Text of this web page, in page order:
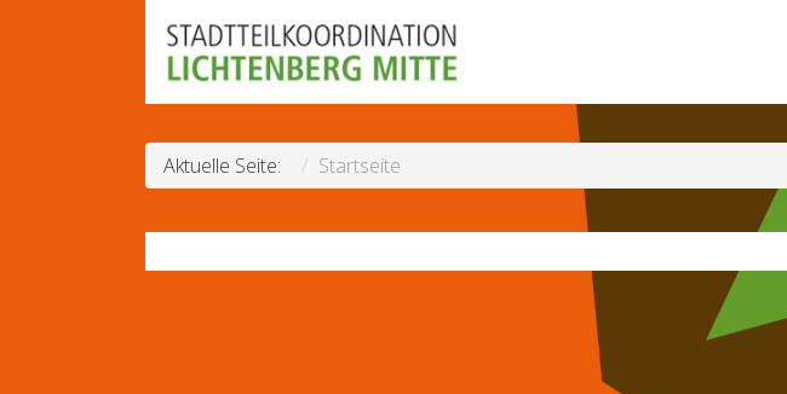
Aktuelle Seite: Startseite